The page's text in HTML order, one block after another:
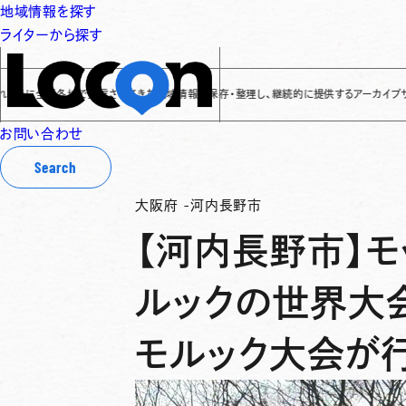
地域情報を探す
ライターから探す
お問い合わせ
Search
地で発信されてきた地域情報を保存・整理し、継続的に提供するアーカイブサイトです✌
大阪府 -河内長野市
【河内長野市】
ルックの世界大
モルック大会が